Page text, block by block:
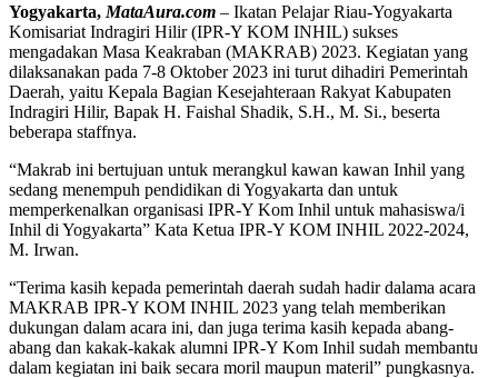
Yogyakarta, MataAura.com – Ikatan Pelajar Riau-Yogyakarta
Komisariat Indragiri Hilir (IPR-Y KOM INHIL) sukses
mengadakan Masa Keakraban (MAKRAB) 2023. Kegiatan yang
dilaksanakan pada 7-8 Oktober 2023 ini turut dihadiri Pemerintah
Daerah, yaitu Kepala Bagian Kesejahteraan Rakyat Kabupaten
Indragiri Hilir, Bapak H. Faishal Shadik, S.H., M. Si., beserta
beberapa staffnya.
“Makrab ini bertujuan untuk merangkul kawan kawan Inhil yang
sedang menempuh pendidikan di Yogyakarta dan untuk
memperkenalkan organisasi IPR-Y Kom Inhil untuk mahasiswa/i
Inhil di Yogyakarta” Kata Ketua IPR-Y KOM INHIL 2022-2024,
M. Irwan.
“Terima kasih kepada pemerintah daerah sudah hadir dalama acara
MAKRAB IPR-Y KOM INHIL 2023 yang telah memberikan
dukungan dalam acara ini, dan juga terima kasih kepada abang-
abang dan kakak-kakak alumni IPR-Y Kom Inhil sudah membantu
dalam kegiatan ini baik secara moril maupun materil” pungkasnya.